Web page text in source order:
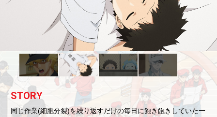
SPECIAL
COLLABO
Twitter
STORY
同じ作業(細胞分裂)を繰り返すだけの毎日に飽き飽きしていた一